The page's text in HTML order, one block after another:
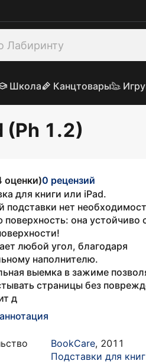
Школа Канцтовары
(Ph 1.2)
оценки)0 рецензий
для книги или iPad.
подставки нет
поверхность: она устойчиво
любой угол, благодаря
наполнителю.
выемка в зажиме
страницы без
д
BookCare, 2011
Подставки для книг